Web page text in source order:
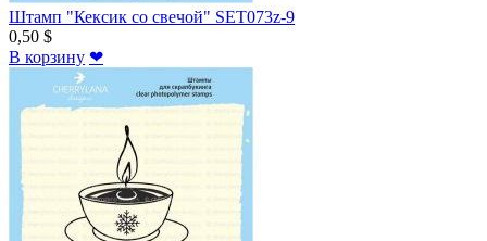
Штамп "Кексик со свечой" SET073z-9
0,50 $
В корзину ❤